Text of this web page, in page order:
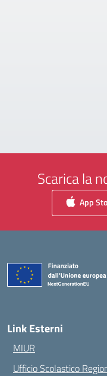
Scarica la
App
Link Esterni
MIUR
Ufficio Scolastico